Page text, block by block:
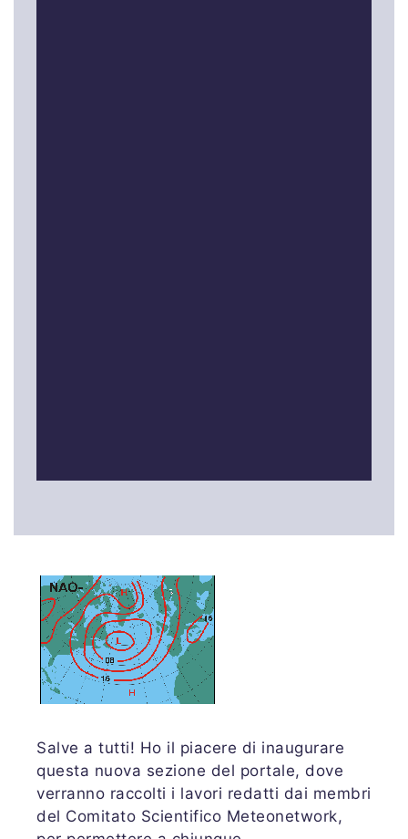
Salve a tutti! Ho il piacere di inaugurare
questa nuova sezione del portale, dove
verranno raccolti i lavori redatti dai membri
del Comitato Scientifico Meteonetwork,